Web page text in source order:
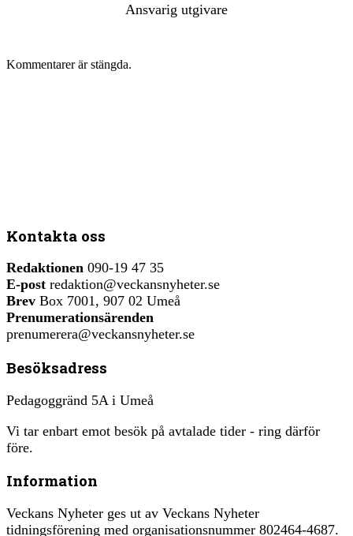
Ansvarig utgivare
Kommentarer är stängda.
Kontakta oss
Redaktionen 090-19 47 35
E-post redaktion@veckansnyheter.se
Brev Box 7001, 907 02 Umeå
Prenumerationsärenden
prenumerera@veckansnyheter.se
Besöksadress
Pedagoggränd 5A i Umeå
Vi tar enbart emot besök på avtalade tider - ring därför
före.
Information
Veckans Nyheter ges ut av Veckans Nyheter
tidningsförening med organisationsnummer 802464-4687.